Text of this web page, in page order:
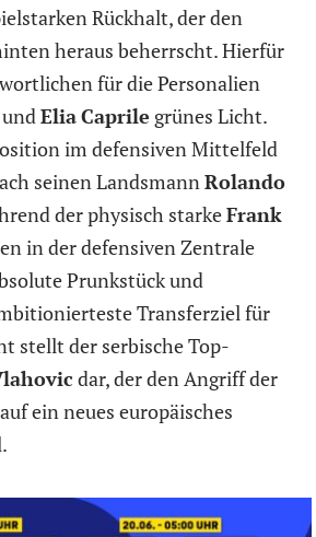
Rückhalt, der den
heraus beherrscht. Hierfür
für die Personalien
undEliaCaprile grünes Licht.
im defensiven Mittelfeld
seinen LandsmannRolando
der physisch starkeFrank
in der defensiven Zentrale
Prunkstück und
Transferziel für
stellt der serbische Top-
dar, der den Angriff der
ein neues europäisches